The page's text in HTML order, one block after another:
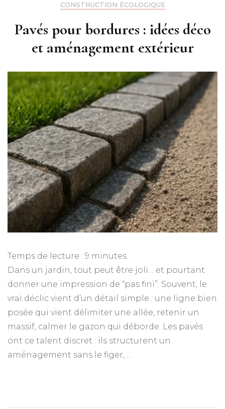
CONSTRUCTION ÉCOLOGIQUE
Pavés pour bordures : idées déco
et aménagement extérieur
Temps de lecture : 9 minutes
Dans un jardin, tout peut être joli… et pourtant
donner une impression de “pas fini”. Souvent, le
vrai déclic vient d’un détail simple : une ligne bien
posée qui vient délimiter une allée, retenir un
massif, calmer le gazon qui déborde. Les pavés
ont ce talent discret : ils structurent un
aménagement sans le figer, …